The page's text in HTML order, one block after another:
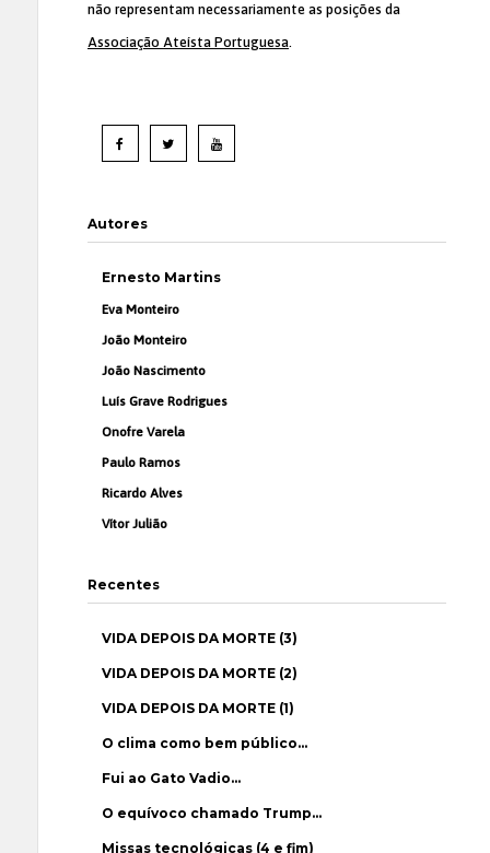
não representam necessariamente as posições da
Associação Ateísta Portuguesa.
Autores
Ernesto Martins
Eva Monteiro
João Monteiro
João Nascimento
Luís Grave Rodrigues
Onofre Varela
Paulo Ramos
Ricardo Alves
Vítor Julião
Recentes
VIDA DEPOIS DA MORTE (3)
VIDA DEPOIS DA MORTE (2)
VIDA DEPOIS DA MORTE (1)
O clima como bem público…
Fui ao Gato Vadio…
O equívoco chamado Trump…
Missas tecnológicas (4 e fim)